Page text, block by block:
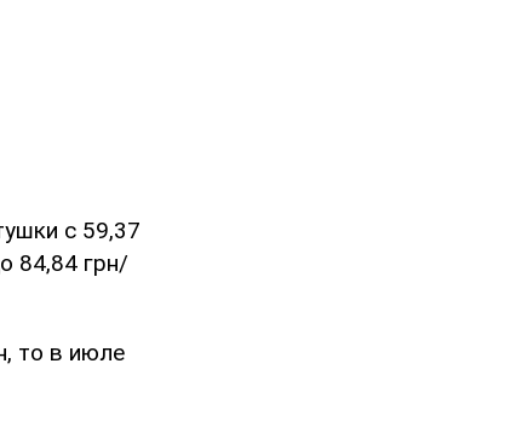
с 59,37
84,84 грн/
то в июле